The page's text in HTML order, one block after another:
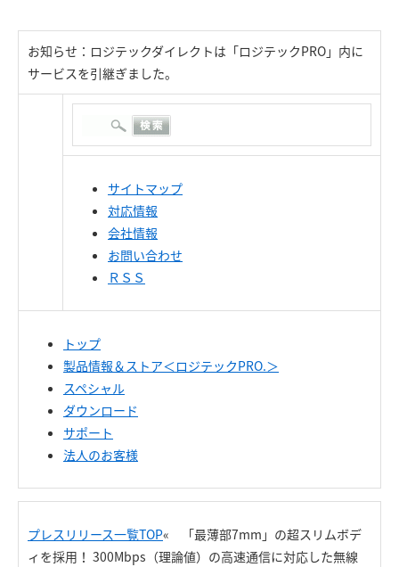
お知らせ：ロジテックダイレクトは「ロジテックPRO」内に
サービスを引継ぎました。
サイトマップ
対応情報
会社情報
お問い合わせ
ＲＳＳ
トップ
製品情報＆ストア＜ロジテックPRO.＞
スペシャル
ダウンロード
サポート
法人のお客様
プレスリリース一覧TOP« 「最薄部7mm」の超スリムボデ
ィを採用！ 300Mbps（理論値）の高速通信に対応した無線